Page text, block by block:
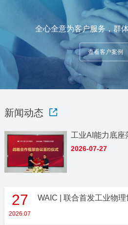
全心全意为客户服务，群
查看客户案例
新闻动态
工业AI能力底座
能数据闭环关键
2026-07-27
27
2026.07